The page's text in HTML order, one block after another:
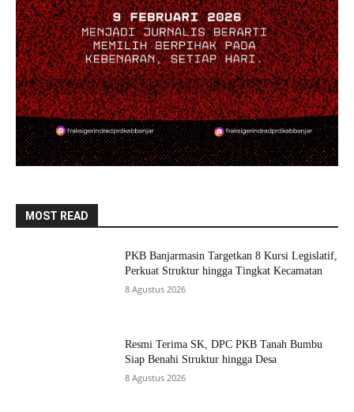
MOST READ
PKB Banjarmasin Targetkan 8 Kursi Legislatif,
Perkuat Struktur hingga Tingkat Kecamatan
8 Agustus 2026
Resmi Terima SK, DPC PKB Tanah Bumbu
Siap Benahi Struktur hingga Desa
8 Agustus 2026